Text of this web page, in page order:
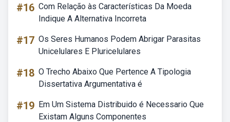
#16 Com Relação às Características Da Moeda
Indique A Alternativa Incorreta
#17 Os Seres Humanos Podem Abrigar Parasitas
Unicelulares E Pluricelulares
#18 O Trecho Abaixo Que Pertence A Tipologia
Dissertativa Argumentativa é
#19 Em Um Sistema Distribuido é Necessario Que
Existam Alguns Componentes